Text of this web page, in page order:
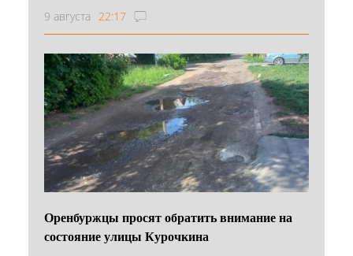
9 августа 22:17
Оренбуржцы просят обратить внимание на
состояние улицы Курочкина